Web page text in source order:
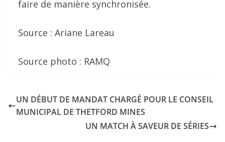
faire de manière synchronisée.
Source : Ariane Lareau
Source photo : RAMQ
UN DÉBUT DE MANDAT CHARGÉ POUR LE CONSEIL
MUNICIPAL DE THETFORD MINES
UN MATCH À SAVEUR DE SÉRIES